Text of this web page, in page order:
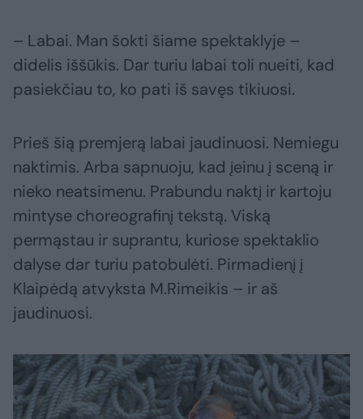
– Labai. Man šokti šiame spektaklyje –
didelis iššūkis. Dar turiu labai toli nueiti, kad
pasiekčiau to, ko pati iš savęs tikiuosi.
Prieš šią premjerą labai jaudinuosi. Nemiegu
naktimis. Arba sapnuoju, kad įeinu į sceną ir
nieko neatsimenu. Prabundu naktį ir kartoju
mintyse choreografinį tekstą. Viską
permąstau ir suprantu, kuriose spektaklio
dalyse dar turiu patobulėti. Pirmadienį į
Klaipėdą atvyksta M.Rimeikis – ir aš
jaudinuosi.